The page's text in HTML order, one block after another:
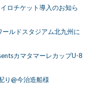
ロチケット導入のお知ら
ールドスタジアム北九州に
カマタマーレカップU-8
り@今治造船様